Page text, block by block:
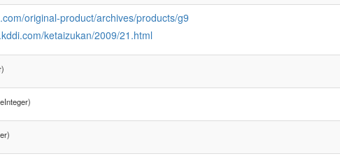
original-product/archives/products/g9
ketaizukan/2009/21.html